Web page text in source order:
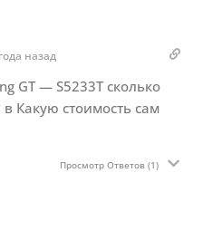
назад
GT — S5233T сколько
Какую стоимость сам
Просмотр Ответов(1)